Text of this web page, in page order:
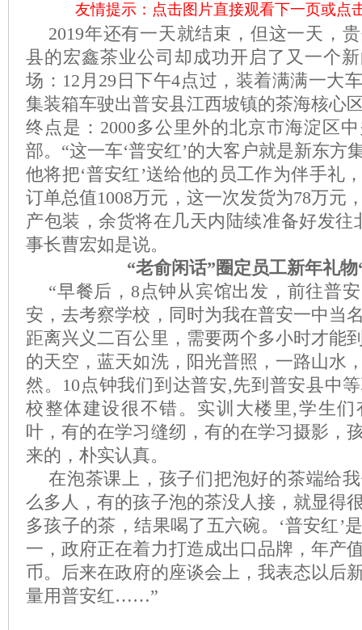
友情提示：点击图片直接观看下一页或点
2019年还有一天就结束，但这一天，
县的宏鑫茶业公司却成功开启了又一个
场：12月29日下午4点过，装着满满一大
集装箱车驶出普安县江西坡镇的茶海核心
终点是：2000多公里外的北京市海淀区
部。“这一车‘普安红’的大客户就是新东方
他将把‘普安红’送给他的员工作为伴手礼
订单总值1008万元，这一次发货为78万元
产包装，余货将在几天内陆续准备好发往
事长曹宏如是说。
“老俞闲话”圈定员工新年礼物
“早餐后，8点钟从宾馆出发，前往普
安，去考察学校，同时为我在普安一中当
距离兴义二百公里，需要两个多小时才能
的天空，蓝天如洗，阳光普照，一路山水
然。10点钟我们到达普安,先到普安县中
校整体建设很不错。实训大楼里,学生
叶，有的在学习缝纫，有的在学习摄影，
来的，朴实认真。
在泡茶课上，孩子们把泡好的茶端给
么多人，有的孩子泡的茶没人接，就显得
多孩子的茶，结果喝了五六碗。‘普安红’
一，政府正在着力打造成出口品牌，年产
币。后来在政府的座谈会上，我表态以后
量用普安红……”